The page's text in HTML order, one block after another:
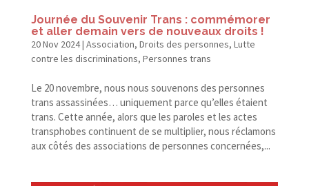
Journée du Souvenir Trans : commémorer
et aller demain vers de nouveaux droits !
20 Nov 2024| Association, Droits des personnes, Lutte
contre les discriminations, Personnes trans
Le 20 novembre, nous nous souvenons des personnes
trans assassinées… uniquement parce qu’elles étaient
trans. Cette année, alors que les paroles et les actes
transphobes continuent de se multiplier, nous réclamons
aux côtés des associations de personnes concernées,...